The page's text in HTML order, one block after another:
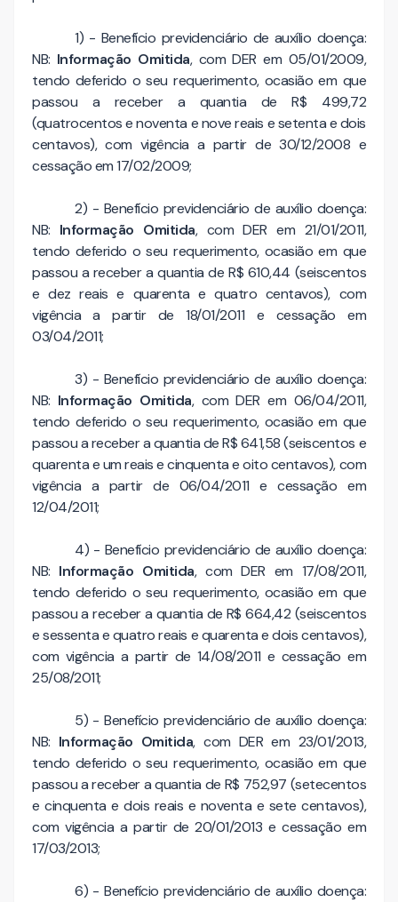
1) - Benefício previdenciário de auxílio doença:
NB: Informação Omitida, com DER em 05/01/2009,
tendo deferido o seu requerimento, ocasião em que
passou a receber a quantia de R$ 499,72
(quatrocentos e noventa e nove reais e setenta e dois
centavos), com vigência a partir de 30/12/2008 e
cessação em 17/02/2009;
2) - Benefício previdenciário de auxílio doença:
NB: Informação Omitida, com DER em 21/01/2011,
tendo deferido o seu requerimento, ocasião em que
passou a receber a quantia de R$ 610,44 (seiscentos
e dez reais e quarenta e quatro centavos), com
vigência a partir de 18/01/2011 e cessação em
03/04/2011;
3) - Benefício previdenciário de auxílio doença:
NB: Informação Omitida, com DER em 06/04/2011,
tendo deferido o seu requerimento, ocasião em que
passou a receber a quantia de R$ 641,58 (seiscentos e
quarenta e um reais e cinquenta e oito centavos), com
vigência a partir de 06/04/2011 e cessação em
12/04/2011;
4) - Benefício previdenciário de auxílio doença:
NB: Informação Omitida, com DER em 17/08/2011,
tendo deferido o seu requerimento, ocasião em que
passou a receber a quantia de R$ 664,42 (seiscentos
e sessenta e quatro reais e quarenta e dois centavos),
com vigência a partir de 14/08/2011 e cessação em
25/08/2011;
5) - Benefício previdenciário de auxílio doença:
NB: Informação Omitida, com DER em 23/01/2013,
tendo deferido o seu requerimento, ocasião em que
passou a receber a quantia de R$ 752,97 (setecentos
e cinquenta e dois reais e noventa e sete centavos),
com vigência a partir de 20/01/2013 e cessação em
17/03/2013;
6) - Benefício previdenciário de auxílio doença: